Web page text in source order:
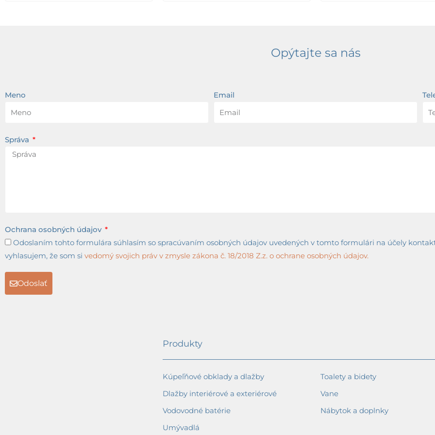
Opýtajte sa nás
Meno Email
Správa
Ochrana osobných údajov
Odoslaním tohto formulára súhlasím so spracúvaním osobných údajov uvedených v tomto formulári na účely
vyhlasujem, že som si vedomý svojich práv v zmysle zákona č. 18/2018 Z.z. o ochrane osobných údajov.
Odoslať
Produkty
Kúpeľňové obklady a dlažby
Dlažby interiérové a exteriérové
Vodovodné batérie
Umývadlá
Toalety a bidety
Vane
Nábytok a doplnky